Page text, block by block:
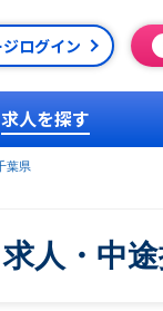
ログイン
求人を探す
葉県
人・中